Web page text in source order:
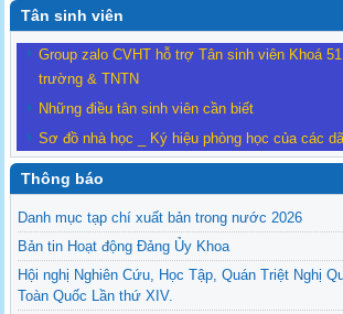
Tân sinh viên
Group zalo CVHT hỗ trợ Tân sinh viên Khoá
trường & TNTN
Những điều tân sinh viên cần biết
Sơ đồ nhà học _ Ký hiệu phòng học của các
Thông báo
Danh mục tạp chí xuất bản trong nước 2026
Bản tin Hoạt động Đảng Ủy Khoa
Hội nghị Nghiên Cứu, Học Tập, Quán Triệt Nghị
Toàn Quốc Lần thứ XIV.